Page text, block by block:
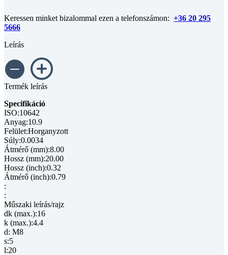
Keressen minket bizalommal ezen a telefonszámon: +36 20 295
5666
Leírás
Termék leírás
Specifikáció
ISO:10642
Anyag:10.9
Felület:Horganyzott
Súly:0.0034
Átmérő (mm):8.00
Hossz (mm):20.00
Hossz (inch):0.32
Átmérő (inch):0.79
:
:
Műszaki leírás/rajz
dk (max.):16
k (max.):4.4
d: M8
s:5
l:20